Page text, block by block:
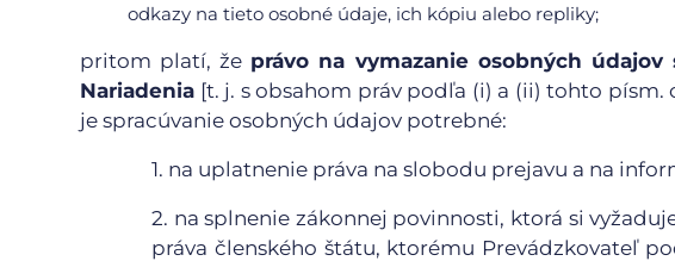
odkazy na tieto osobné údaje, ich kópiu alebo repliky;
pritom platí, že právo na vymazanie osobných
Nariadenia [t. j. s obsahom práv podľa (i) a (ii) tohto
je spracúvanie osobných údajov potrebné:
1. na uplatnenie práva na slobodu prejavu a na
2. na splnenie zákonnej povinnosti, ktorá si
práva členského štátu, ktorému Prevádzkovateľ